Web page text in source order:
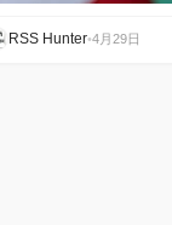
RSS Hunter•4月29日